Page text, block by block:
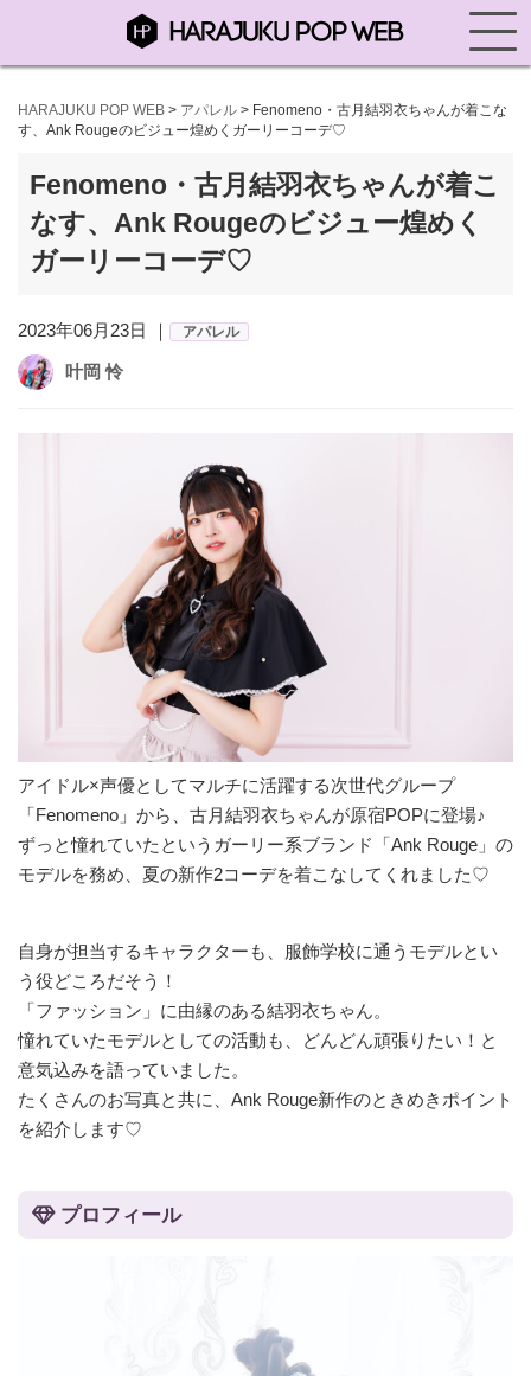
HARAJUKU POP WEB > アパレル > Fenomeno・古月結羽衣ちゃんが着こな
す、Ank Rougeのビジュー煌めくガーリーコーデ♡
Fenomeno・古月結羽衣ちゃんが着こ
なす、Ank Rougeのビジュー煌めく
ガーリーコーデ♡
2023年06月23日 ｜ アパレル
叶岡 怜
アイドル×声優としてマルチに活躍する次世代グループ
「Fenomeno」から、古月結羽衣ちゃんが原宿POPに登場♪
ずっと憧れていたというガーリー系ブランド「Ank Rouge」の
モデルを務め、夏の新作2コーデを着こなしてくれました♡
自身が担当するキャラクターも、服飾学校に通うモデルとい
う役どころだそう！
「ファッション」に由縁のある結羽衣ちゃん。
憧れていたモデルとしての活動も、どんどん頑張りたい！と
意気込みを語っていました。
たくさんのお写真と共に、Ank Rouge新作のときめきポイント
を紹介します♡
プロフィール